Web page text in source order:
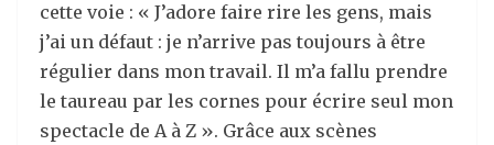
cette voie : « J’adore faire rire les gens, mais
j’ai un défaut : je n’arrive pas toujours à être
régulier dans mon travail. Il m’a fallu prendre
le taureau par les cornes pour écrire seul mon
spectacle de A à Z ». Grâce aux scènes